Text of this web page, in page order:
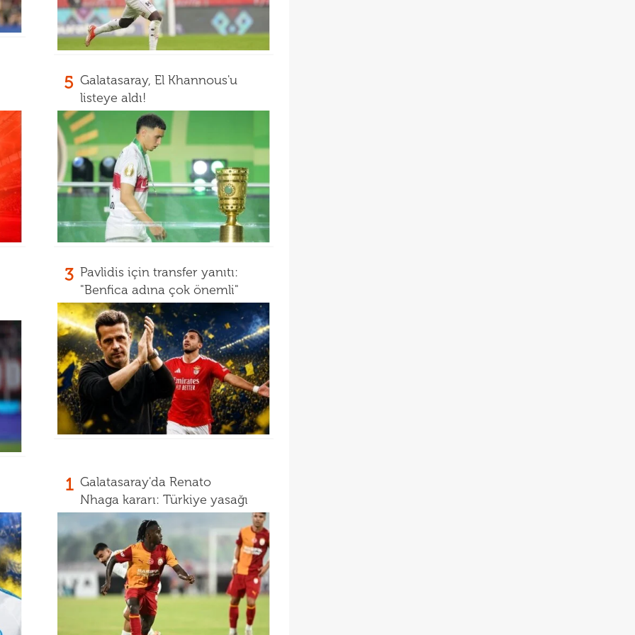
5 Galatasaray, El Khannous'u
listeye aldı!
3 Pavlidis için transfer yanıtı:
"Benfica adına çok önemli"
1 Galatasaray'da Renato
Nhaga kararı: Türkiye yasağı